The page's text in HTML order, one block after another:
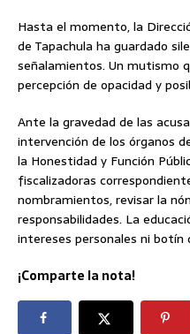
Hasta el momento, la
de Tapachula ha guardado
señalamientos. Un mutismo
percepción de opacidad y
Ante la gravedad de las
intervención de los órganos
la Honestidad y Función
fiscalizadoras
nombramientos, revisar la
responsabilidades. La
intereses personales ni botín
¡Comparte la nota!